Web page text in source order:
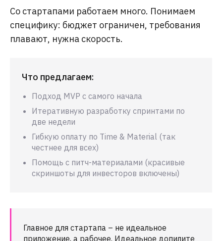
Со стартапами работаем много. Понимаем
специфику: бюджет ограничен, требования
плавают, нужна скорость.
Что предлагаем:
Подход MVP с самого начала
Итеративную разработку спринтами по
две недели
Гибкую оплату по Time & Material (так
честнее для всех)
Помощь с питч-материалами (красивые
скриншоты для инвесторов включены)
Главное для стартапа – не идеальное
приложение, а рабочее. Идеальное допилите